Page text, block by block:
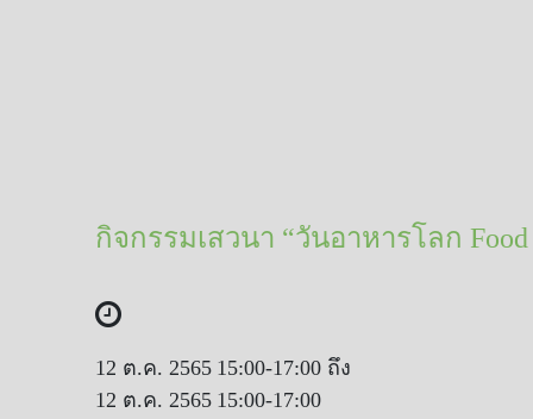
กิจกรรมเสวนา “วันอาหารโลก
12 ต.ค. 2565 15:00-17:00 ถึง
12 ต.ค. 2565 15:00-17:00